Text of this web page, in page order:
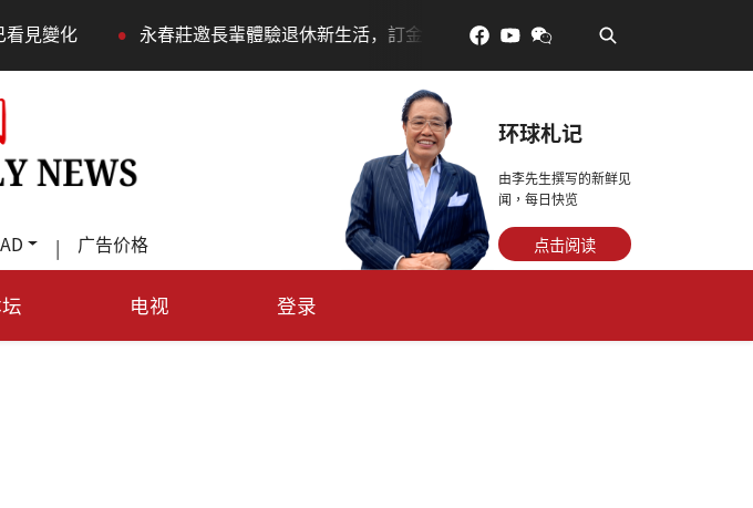
永春莊邀長輩體驗退休新生活，訂金放得多，月租省更多！ • 每天多走幾步路，老少都受
| 广告价格
环球札记
由李先生撰写的新鲜见
闻，每日快览
点击阅读
电视 登录